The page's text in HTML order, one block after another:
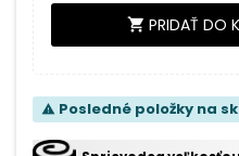
shopping_cart PRIDAŤ DO
warning Posledné položky na